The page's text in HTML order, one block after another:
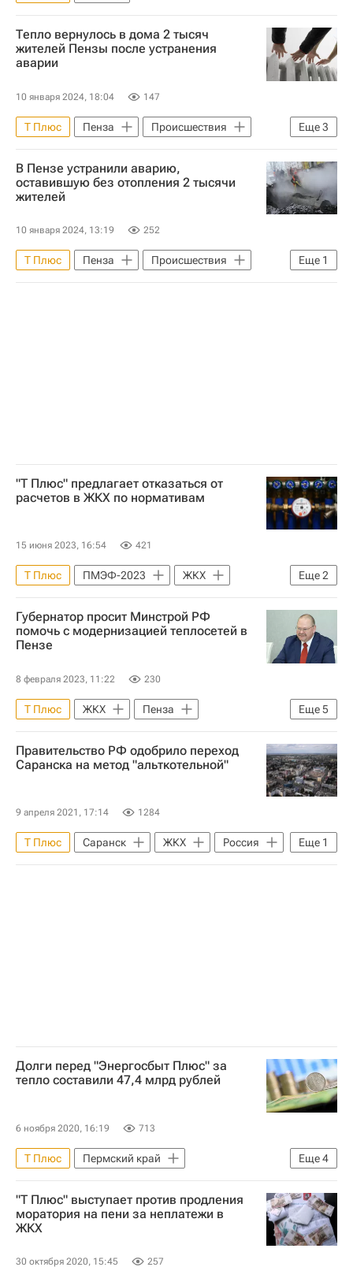
Тепло вернулось в дома 2 тысяч
жителей Пензы после устранения
аварии
10 января 2024, 18:04 147
Еще3
Т Плюс Пенза
Происшествия
ЖКХ
Россия
Следственный комитет России (СК РФ)
В Пензе устранили аварию,
оставившую без отопления 2 тысячи
жителей
10 января 2024, 13:19 252
Еще 1
Т Плюс Пенза
Происшествия
ЖКХ
"Т Плюс" предлагает отказаться от
расчетов в ЖКХ по нормативам
15 июня 2023, 16:54 421
Еще2
Т Плюс ПМЭФ-2023
ЖКХ
Россия
Тарифы
Губернатор просит Минстрой РФ
помочь с модернизацией теплосетей в
Пензе
8 февраля 2023, 11:22 230
Еще5
Т Плюс ЖКХ
Пенза
Пензенская область
Россия
Олег Мельниченко
Ирек Файзуллин
Правительство РФ одобрило переход
Саранска на метод "альткотельной"
9 апреля 2021, 17:14 1284
Еще 1
Т Плюс Саранск ЖКХ
Россия
Правительство РФ
Долги перед "Энергосбыт Плюс" за
тепло составили 47,4 млрд рублей
6 ноября 2020, 16:19 713
Еще4
Т Плюс
Пермский край
Самарская область
Свердловская область
ЖКХ
Долги
"Т Плюс" выступает против продления
моратория на пени за неплатежи в
ЖКХ
30 октября 2020, 15:45 257